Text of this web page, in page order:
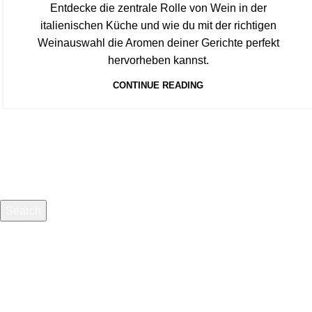
Entdecke die zentrale Rolle von Wein in der
italienischen Küche und wie du mit der richtigen
Weinauswahl die Aromen deiner Gerichte perfekt
hervorheben kannst.
CONTINUE READING